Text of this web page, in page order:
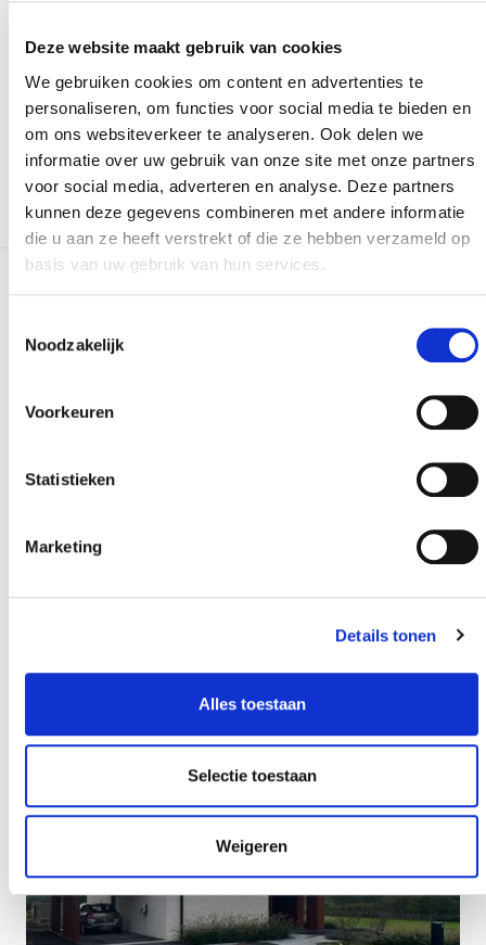
Deze website maakt gebruik van cookies
We gebruiken cookies om content en advertenties te
personaliseren, om functies voor social media te bieden en
om ons websiteverkeer te analyseren. Ook delen we
informatie over uw gebruik van onze site met onze partners
voor social media, adverteren en analyse. Deze partners
kunnen deze gegevens combineren met andere informatie
die u aan ze heeft verstrekt of die ze hebben verzameld op
basis van uw gebruik van hun services.
Noodzakelijk
Voorkeuren
Statistieken
Marketing
Details tonen
Alles toestaan
Selectie toestaan
Weigeren
Bij het invullen van dit formulier gebruiken we je
gegevens enkel om gevolg te geven aan je vraag of
opmerking. Bekijk ons volledig
privacybeleid